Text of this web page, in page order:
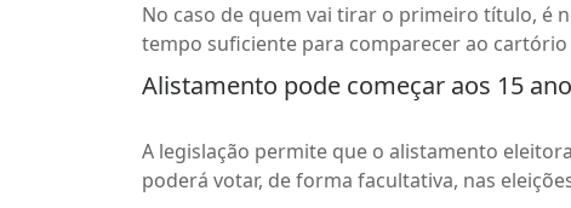
No caso de quem vai tirar o primeiro título, é
tempo suficiente para comparecer ao
Alistamento pode começar aos 15
A legislação permite que o alistamento
poderá votar, de forma facultativa, nas